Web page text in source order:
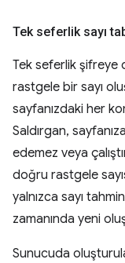
Tek seferlik sayı
Tek seferlik şifreye
rastgele bir sayı
sayfanızdaki her
Saldırgan,
edemez veya
doğru rastgele
yalnızca sayı
zamanında yeni
Sunucuda